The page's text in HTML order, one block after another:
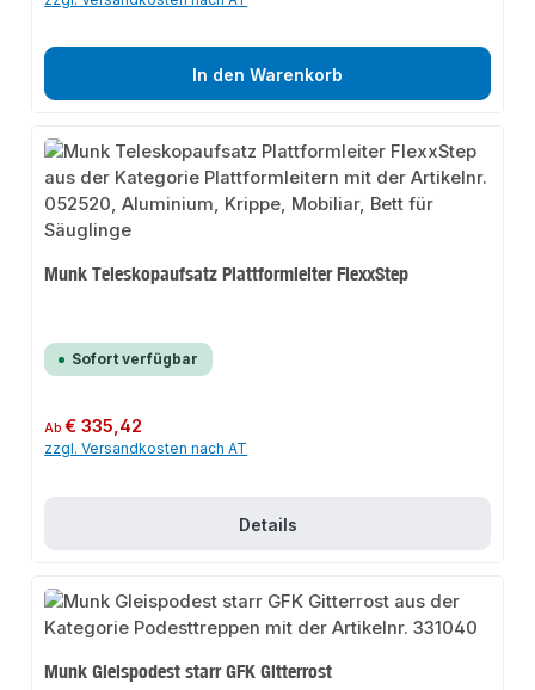
In den Warenkorb
Munk Teleskopaufsatz Plattformleiter FlexxStep
Sofort verfügbar
Regulärer Preis:
Ab€ 335,42
zzgl. Versandkosten nach AT
Details
Munk Gleispodest starr GFK Gitterrost